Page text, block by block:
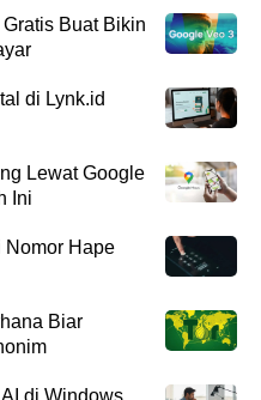
Buat Bikin
di Lynk.id
Lewat Google
Ini
Nomor Hape
Biar